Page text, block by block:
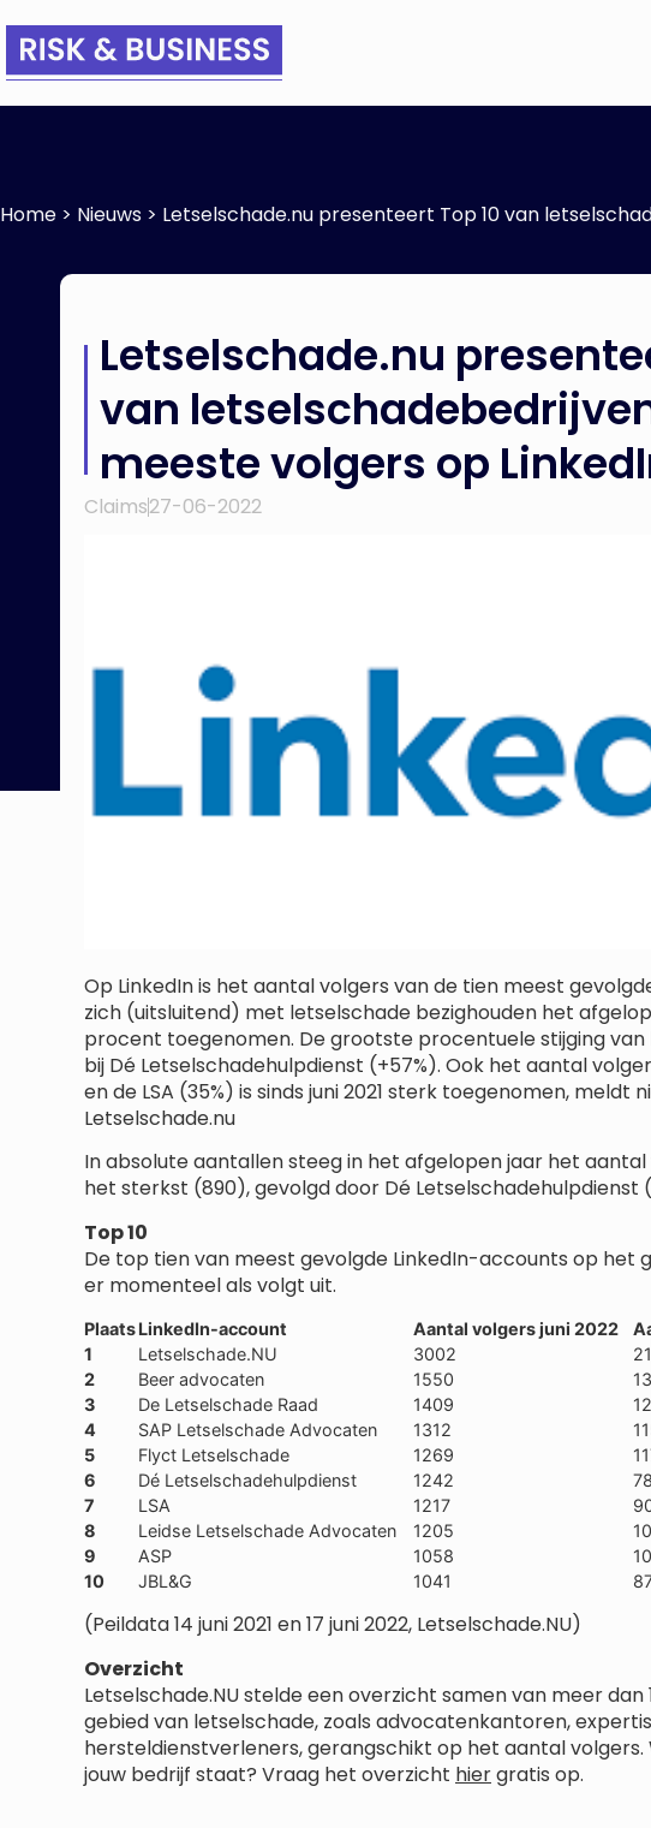
Home > Nieuws > Letselschade.nu presenteert Top 10 van
Letselschade.nu
van
meeste volgers op
Claims27-06-2022
Op LinkedIn is het aantal volgers van de tien meest
zich (uitsluitend) met letselschade bezighouden het
procent toegenomen. De grootste procentuele stijging
bij Dé Letselschadehulpdienst (+57%). Ook het aantal
en de LSA (35%) is sinds juni 2021 sterk toegenomen, meldt
Letselschade.nu
In absolute aantallen steeg in het afgelopen jaar het aantal
het sterkst (890), gevolgd door Dé Letselschadehulpdienst
Top 10
De top tien van meest gevolgde LinkedIn-accounts op het
er momenteel als volgt uit.
PlaatsLinkedIn-account Aantal volgers juni 2022
1
Letselschade.NU 3002
2
Beer advocaten 1550
3
De Letselschade Raad 1409
4
SAP Letselschade Advocaten 1312
5
Flyct Letselschade 1269
6
Dé Letselschadehulpdienst 1242
7
LSA 1217
8
Leidse Letselschade Advocaten 1205
9
ASP 1058
10
JBL&G 1041
(Peildata 14 juni 2021 en 17 juni 2022, Letselschade.NU)
Overzicht
Letselschade.NU stelde een overzicht samen van meer
gebied van letselschade, zoals advocatenkantoren,
hersteldienstverleners, gerangschikt op het aantal
jouw bedrijf staat? Vraag het overzicht hiergratis op.